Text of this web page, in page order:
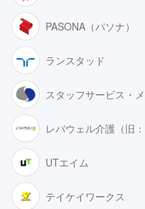
PASONA（パソナ）
ランスタッド
スタッフサービス・
レバウェル介護（旧：
UTエイム
テイケイワークス